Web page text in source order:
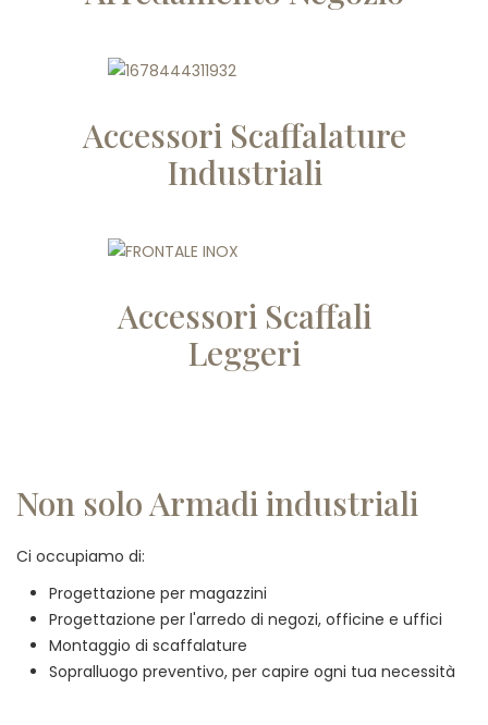
Accessori Scaffalature
Industriali
Accessori Scaffali
Leggeri
Non solo Armadi industriali
Ci occupiamo di:
Progettazione per magazzini
Progettazione per l'arredo di negozi, officine e uffici
Montaggio di scaffalature
Sopralluogo preventivo, per capire ogni tua necessità